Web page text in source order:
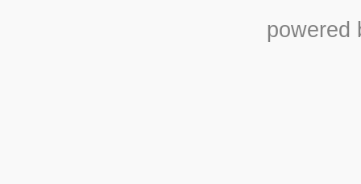
powered